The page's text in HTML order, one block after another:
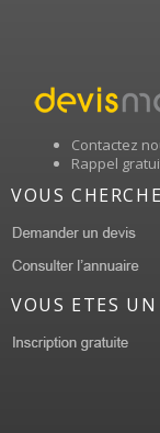
Contactez
Rappel
VOUS
VOUS ETES UN